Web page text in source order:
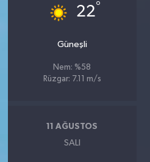
22°
Güneşli
Nem: %58
Rüzgar: 7.11 m/s
11 AĞUSTOS
SALI